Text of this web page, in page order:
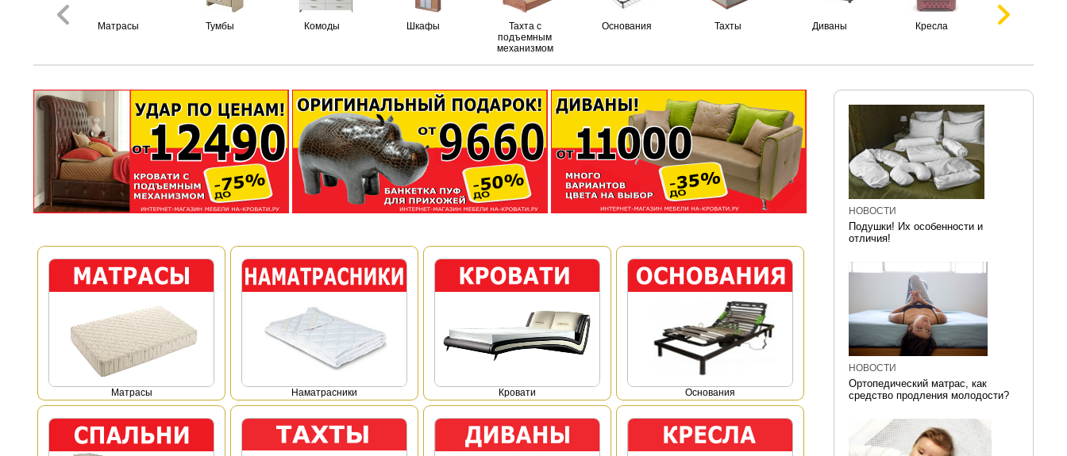
Матрасы Тумбы Комоды Шкафы
Тахта с
подъемным
механизмом
Основания Тахты Диваны Кресла
НОВОСТИ
Подушки! Их особенности и
отличия!
НОВОСТИ
Ортопедический матрас, как
средство продления молодости?
Mатрасы Наматрасники Кровати Основания